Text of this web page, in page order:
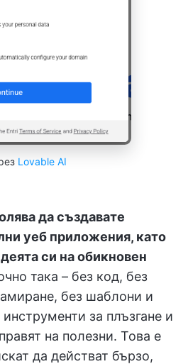
Lovable AI
да създавате
уеб приложения, като
си на обикновен
така – без код, без
без шаблони и
за плъзгане и
на полезни. Това е
да действат бързо,